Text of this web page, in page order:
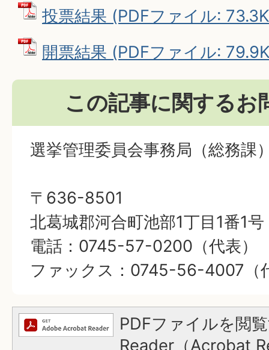
投票結果 (PDFファイル:
開票結果 (PDFファイル:
この記事に関するお
選挙管理委員会事務局（総務課
〒636-8501
北葛城郡河合町池部1丁目1番1号
電話：0745-57-0200（代表）
ファックス：0745-56-4007（
PDFファイルを閲
Reader（Acrobat